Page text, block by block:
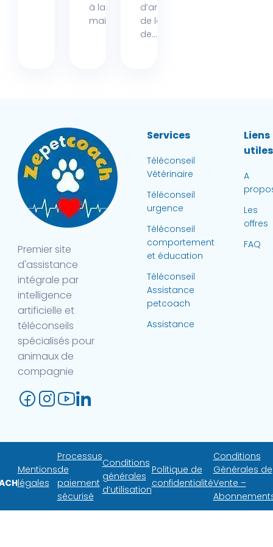
à la mer,
mais...
d’animaux
de la région
de...
Premier site
d'assistance
intégrale par
intelligence
artificielle et
téléconseils
spécialisés pour
animaux de
compagnie
Services
Téléconseil
Vétérinaire
Téléconseil
urgence
Téléconseil
comportement
et éducation
Téléconseil
Assistance
petcoach
Assistance
Liens
utiles
A
Les
offres
FAQ
Mentions
légales
Processus
de
paiement
sécurisé
Conditions
générales
d’utilisation
Politique de
confidentialité
Conditions
Générales de
Vente –